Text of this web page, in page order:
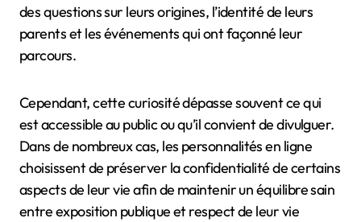
des questions sur leurs origines, l’identité de leurs
parents et les événements qui ont façonné leur
parcours.
Cependant, cette curiosité dépasse souvent ce qui
est accessible au public ou qu’il convient de divulguer.
Dans de nombreux cas, les personnalités en ligne
choisissent de préserver la confidentialité de certains
aspects de leur vie afin de maintenir un équilibre sain
entre exposition publique et respect de leur vie